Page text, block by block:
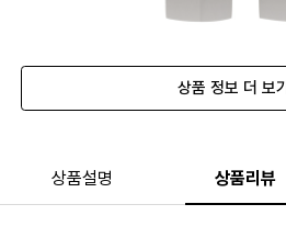
상품 정보 더 보기
상품설명 상품리뷰